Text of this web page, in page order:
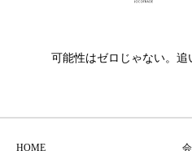
可能性はゼロじゃない。
HOME